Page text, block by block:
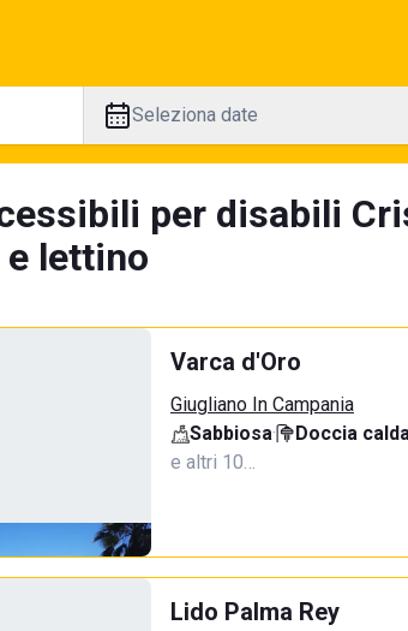
Seleziona date
per disabili
lettino
Varca d'Oro
Giugliano In Campania
Sabbiosa· Doccia
e altri 10…
Lido Palma Rey